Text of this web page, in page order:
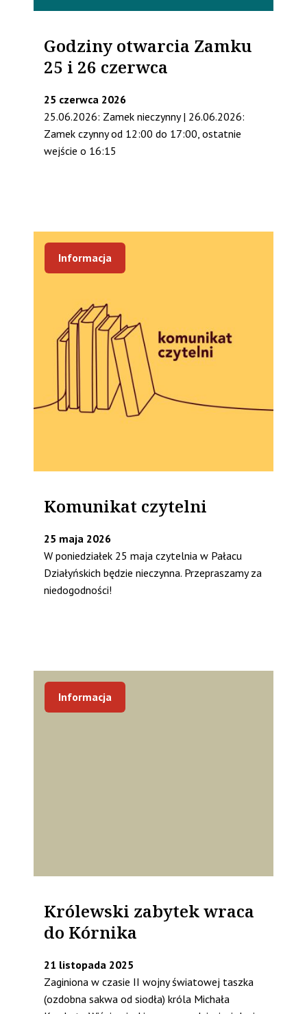
Godziny otwarcia Zamku
25 i 26 czerwca
25 czerwca 2026
25.06.2026: Zamek nieczynny | 26.06.2026:
Zamek czynny od 12:00 do 17:00, ostatnie
wejście o 16:15
Informacja
Komunikat czytelni
25 maja 2026
W poniedziałek 25 maja czytelnia w Pałacu
Działyńskich będzie nieczynna. Przepraszamy za
niedogodności!
Informacja
Królewski zabytek wraca
do Kórnika
21 listopada 2025
Zaginiona w czasie II wojny światowej taszka
(ozdobna sakwa od siodła) króla Michała